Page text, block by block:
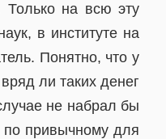
на всю эту
в институте на
Понятно, что у
ли таких денег
не набрал бы
привычному для